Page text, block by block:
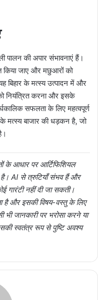
पालन की अपार संभावनाएं हैं।
किया जाए और मछुआरों को
बिहार के मत्स्य उत्पादन में और
नियंत्रित करना और इसके
सफलता के लिए महत्वपूर्ण
के मत्स्य बाजार की धड़कन है, जो
के आधार पर आर्टिफिशियल
है। AI से त्रुटियाँ संभव हैं और
गारंटी नहीं दी जा सकती।
और इसकी विषय-वस्तु के लिए
भी जानकारी पर भरोसा करने या
स्वतंत्र रूप से पुष्टि अवश्य